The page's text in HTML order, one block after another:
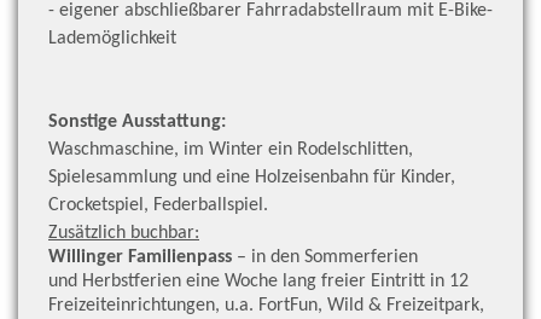
- eigener abschließbarer Fahrradabstellraum mit E-Bike-
Lademöglichkeit
Sonstige Ausstattung:
Waschmaschine, im Winter ein Rodelschlitten,
Spielesammlung und eine Holzeisenbahn für Kinder,
Crocketspiel, Federballspiel.
Zusätzlich buchbar:
Willinger Familienpass – in den Sommerferien
und Herbstferien eine Woche lang freier Eintritt in 12
Freizeiteinrichtungen, u.a. FortFun, Wild & Freizeitpark,